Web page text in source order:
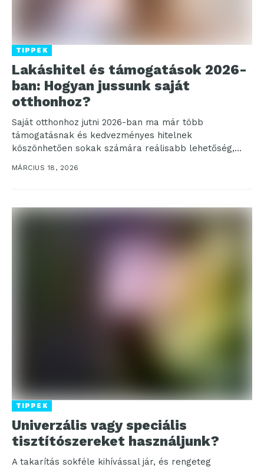
TIPPEK
Lakáshitel és támogatások 2026-
ban: Hogyan jussunk saját
otthonhoz?
Saját otthonhoz jutni 2026-ban ma már több
támogatásnak és kedvezményes hitelnek
köszönhetően sokak számára reálisabb lehetőség,
mint korábban. Fontos azonban, hogy tisztán lássuk,...
MÁRCIUS 18, 2026
TIPPEK
Univerzális vagy speciális
tisztítószereket használjunk?
A takarítás sokféle kihívással jár, és rengeteg